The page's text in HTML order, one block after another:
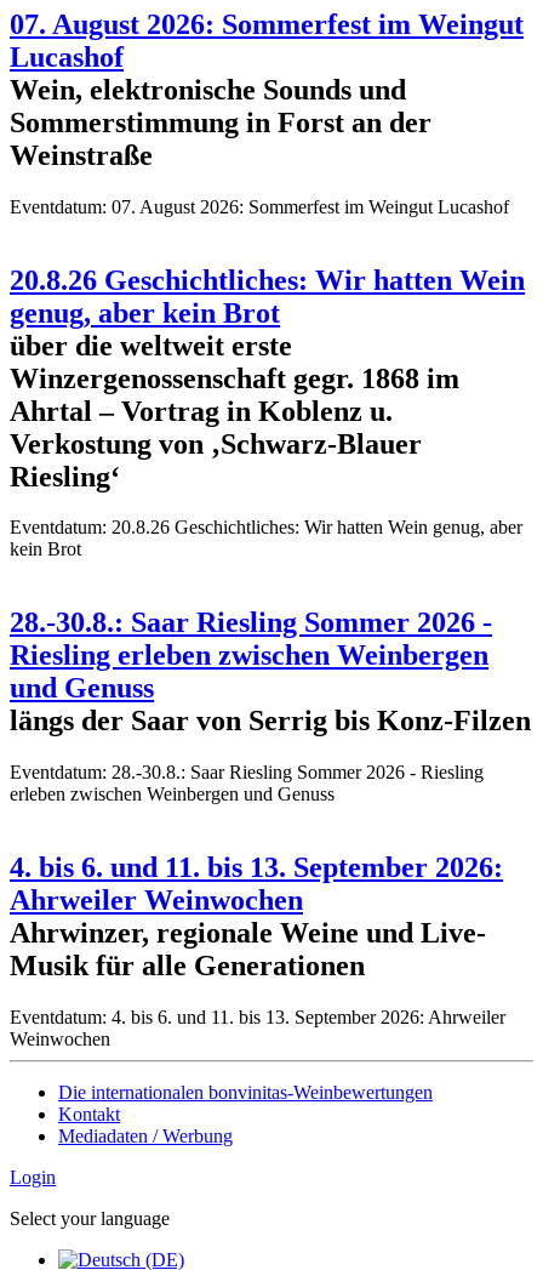
07. August 2026: Sommerfest im Weingut
Lucashof
Wein, elektronische Sounds und
Sommerstimmung in Forst an der
Weinstraße
Eventdatum: 07. August 2026: Sommerfest im Weingut Lucashof
20.8.26 Geschichtliches: Wir hatten Wein
genug, aber kein Brot
über die weltweit erste
Winzergenossenschaft gegr. 1868 im
Ahrtal – Vortrag in Koblenz u.
Verkostung von ‚Schwarz-Blauer
Riesling‘
Eventdatum: 20.8.26 Geschichtliches: Wir hatten Wein genug, aber
kein Brot
28.-30.8.: Saar Riesling Sommer 2026 -
Riesling erleben zwischen Weinbergen
und Genuss
längs der Saar von Serrig bis Konz-Filzen
Eventdatum: 28.-30.8.: Saar Riesling Sommer 2026 - Riesling
erleben zwischen Weinbergen und Genuss
4. bis 6. und 11. bis 13. September 2026:
Ahrweiler Weinwochen
Ahrwinzer, regionale Weine und Live-
Musik für alle Generationen
Eventdatum: 4. bis 6. und 11. bis 13. September 2026: Ahrweiler
Weinwochen
Die internationalen bonvinitas-Weinbewertungen
Kontakt
Mediadaten / Werbung
Login
Select your language